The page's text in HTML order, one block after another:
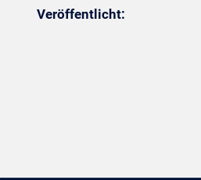
Veröffentlicht: